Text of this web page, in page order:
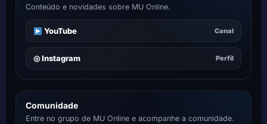
Conteúdo e novidades sobre MU Online.
YouTube Canal
◎ Instagram Perfil
Comunidade
Entre no grupo de MU Online e acompanhe a comunidade.